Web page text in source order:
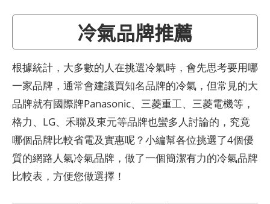
冷氣品牌推薦
根據統計，大多數的人在挑選冷氣時，會先思考要用哪
一家品牌，通常會建議買知名品牌的冷氣，但常見的大
品牌就有國際牌Panasonic、三菱重工、三菱電機等，
格力、LG、禾聯及東元等品牌也蠻多人討論的，究竟
哪個品牌比較省電及實惠呢？小編幫各位挑選了4個優
質的網路人氣冷氣品牌，做了一個簡潔有力的冷氣品牌
比較表，方便您做選擇！